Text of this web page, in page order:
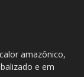
amazônico,
e em